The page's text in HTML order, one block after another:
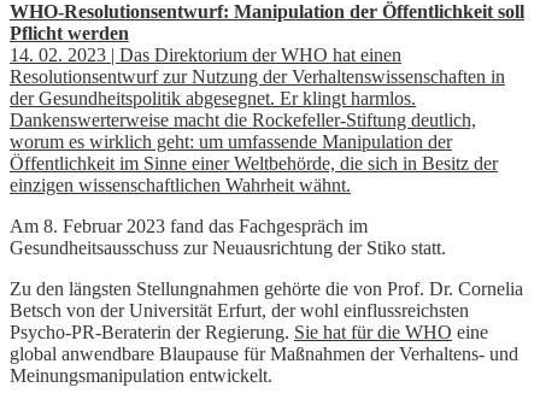
WHO-Resolutionsentwurf: Manipulation der Öffentlichkeit soll
Pflicht werden
14. 02. 2023 | Das Direktorium der WHO hat einen
Resolutionsentwurf zur Nutzung der Verhaltenswissenschaften in
der Gesundheitspolitik abgesegnet. Er klingt harmlos.
Dankenswerterweise macht die Rockefeller-Stiftung deutlich,
worum es wirklich geht: um umfassende Manipulation der
Öffentlichkeit im Sinne einer Weltbehörde, die sich in Besitz der
einzigen wissenschaftlichen Wahrheit wähnt.
Am 8. Februar 2023 fand das Fachgespräch im
Gesundheitsausschuss zur Neuausrichtung der Stiko statt.
Zu den längsten Stellungnahmen gehörte die von Prof. Dr. Cornelia
Betsch von der Universität Erfurt, der wohl einflussreichsten
Psycho-PR-Beraterin der Regierung. Sie hat für die WHO eine
global anwendbare Blaupause für Maßnahmen der Verhaltens- und
Meinungsmanipulation entwickelt.